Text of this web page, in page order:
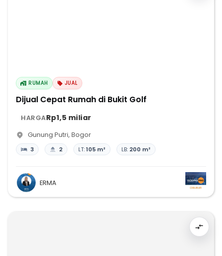
RUMAH JUAL
Dijual Cepat Rumah di Bukit Golf
HARGARp1,5 miliar
Gunung Putri, Bogor
3 2 LT:105 m² LB: 200 m²
ERMA